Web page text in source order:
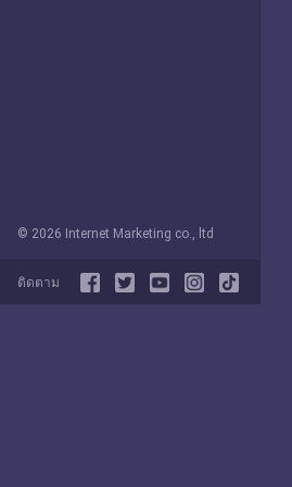
© 2026 Internet Marketing co., ltd
ติดตาม